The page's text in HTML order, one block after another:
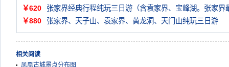
￥620
张家界经典行程纯玩三日游（含袁家界、宝峰湖。张家界
￥880
张家界、天子山、袁家界、黄龙洞、天门山纯玩三日游
相关阅读
凤凰古城景点分布图